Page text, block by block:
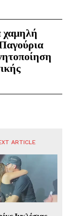
ARTICLE